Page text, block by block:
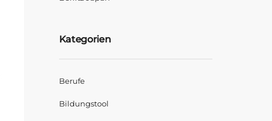
Kategorien
Berufe
Bildungstool